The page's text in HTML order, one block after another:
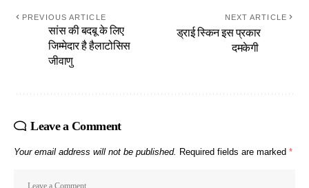
PREVIOUS ARTICLE
सांस की बदबू के लिए
जिम्मेदार है हैलाटोसिस
जीवाणु
NEXT ARTICLE
ड्राई स्किन इस प्रकार
दमकेगी
Leave a Comment
Your email address will not be published. Required fields are marked *